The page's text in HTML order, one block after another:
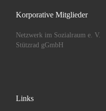
Korporative Mitglieder
Netzwerk im Sozialraum e. V.
Stützrad gGmbH
Links